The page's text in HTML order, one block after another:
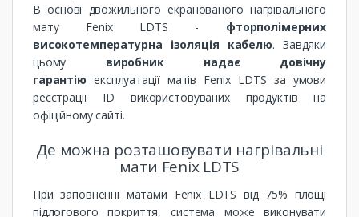
В основі двожильного екранованого нагрівального
мату Fenix ​​LDTS - фторполімерних
високотемпературна ізоляція кабелю. Завдяки
цьому виробник надає довічну
гарантію експлуатації матів Fenix ​​LDTS за умови
реєстрації ID використовуваних продуктів на
офіційному сайті.
Де можна розташовувати нагрівальні
мати Fenix ​​LDTS
При заповненні матами Fenix ​​LDTS від 75% площі
підлогового покриття, система може виконувати